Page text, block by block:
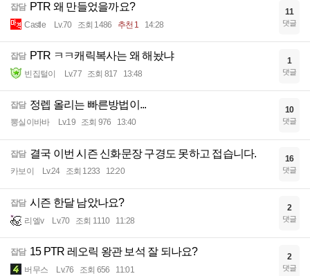
잡담 PTR 왜 만들었을까요?
Castle Lv.70 조회 1486 추천 1 14:28
11
댓글
잡담 PTR ㅋㅋ캐릭복사는 왜 해놨냐
빈집털이 Lv.77 조회 817 13:48
1
댓글
잡담 정렙 올리는 빠른방법이...
뽕실이바바 Lv.19 조회 976 13:40
10
댓글
잡담 결국 이번 시즌 신화문장 구경도 못하고 접습니다.
카보이 Lv.24 조회 1233 12:20
16
댓글
잡담 시즌 한달 남았나요?
리엘v Lv.70 조회 1110 11:28
2
댓글
잡담 15 PTR 레오릭 왕관 보석 잘 되나요?
버무스 Lv.76 조회 656 11:01
2
댓글